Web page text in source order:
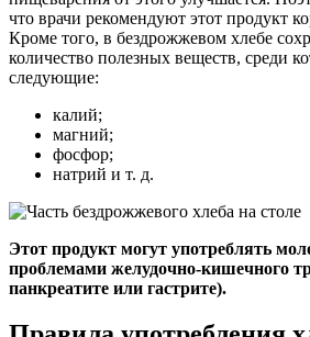
что врачи рекомендуют этот продукт
Кроме того, в бездрожжевом хлебе
количество полезных веществ, среди
следующие:
калий;
магний;
фосфор;
натрий и т. д.
Этот продукт могут употреблять
проблемами желудочно-кишечного
панкреатите или гастрите).